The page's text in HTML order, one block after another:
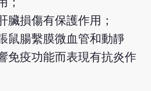
臟損傷有保護作用；
鼠腸繫膜微血管和動靜
免疫功能而表現有抗炎作